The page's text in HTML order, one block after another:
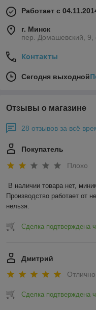
Работает с
г. Минск
пер. Домашевский,
Контакты
Сегодня выходной
Отзывы о магазине
28 отзывов за всё
Покупатель
Плохо
В наличии товара нет,
Производство работает от
нельзя.
Сделка подтверждена
Дмитрий
Отлично
Сделка подтверждена